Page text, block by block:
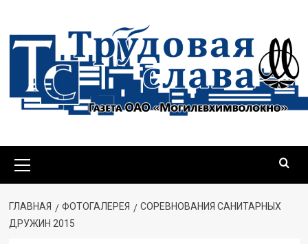
содержимому
меню
ГЛАВНАЯ ФОТОГАЛЕРЕЯ
СОРЕВНОВАНИЯ САНИТАРНЫХ
ДРУЖИН 2015